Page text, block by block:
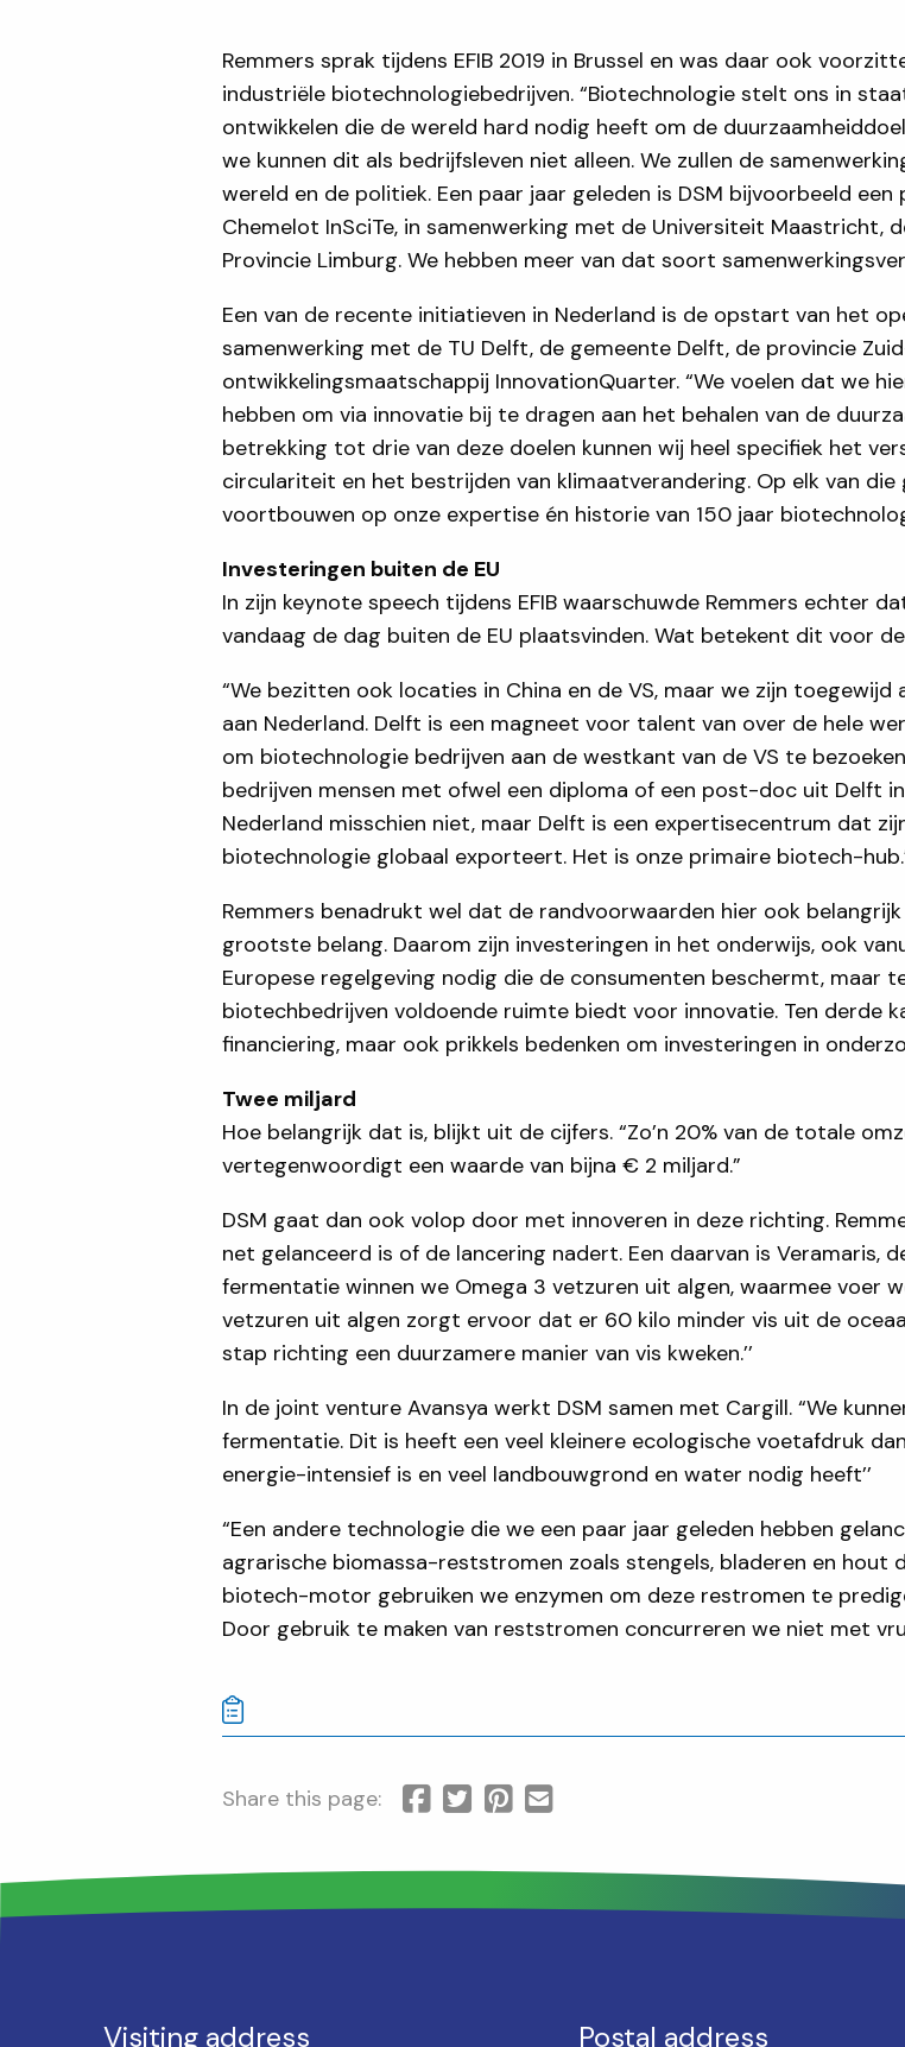
Remmers sprak tijdens EFIB 2019 in Brussel en was daar ook
industriële biotechnologiebedrijven. “Biotechnologie stelt ons in
ontwikkelen die de wereld hard nodig heeft om de
we kunnen dit als bedrijfsleven niet alleen. We zullen de
wereld en de politiek. Een paar jaar geleden is DSM bijvoorbeeld
Chemelot InSciTe, in samenwerking met de Universiteit Maastricht,
Provincie Limburg. We hebben meer van dat soort
Een van de recente initiatieven in Nederland is de opstart van het
samenwerking met de TU Delft, de gemeente Delft, de provincie
ontwikkelingsmaatschappij InnovationQuarter. “We voelen dat we
hebben om via innovatie bij te dragen aan het behalen van de
betrekking tot drie van deze doelen kunnen wij heel specifiek het
circulariteit en het bestrijden van klimaatverandering. Op elk van
voortbouwen op onze expertise én historie van 150 jaar
Investeringen buiten de EU
In zijn keynote speech tijdens EFIB waarschuwde Remmers echter
vandaag de dag buiten de EU plaatsvinden. Wat betekent dit voor
“We bezitten ook locaties in China en de VS, maar we zijn
aan Nederland. Delft is een magneet voor talent van over de hele
om biotechnologie bedrijven aan de westkant van de VS te
bedrijven mensen met ofwel een diploma of een post-doc uit Delft
Nederland misschien niet, maar Delft is een expertisecentrum dat
biotechnologie globaal exporteert. Het is onze primaire biotech-
Remmers benadrukt wel dat de randvoorwaarden hier ook
grootste belang. Daarom zijn investeringen in het onderwijs, ook
Europese regelgeving nodig die de consumenten beschermt, maar
biotechbedrijven voldoende ruimte biedt voor innovatie. Ten derde
financiering, maar ook prikkels bedenken om investeringen in
Twee miljard
Hoe belangrijk dat is, blijkt uit de cijfers. “Zo’n 20% van de totale
vertegenwoordigt een waarde van bijna € 2 miljard.”
DSM gaat dan ook volop door met innoveren in deze richting.
net gelanceerd is of de lancering nadert. Een daarvan is Veramaris,
fermentatie winnen we Omega 3 vetzuren uit algen, waarmee voer
vetzuren uit algen zorgt ervoor dat er 60 kilo minder vis uit de
stap richting een duurzamere manier van vis kweken.’’
In de joint venture Avansya werkt DSM samen met Cargill. “We
fermentatie. Dit is heeft een veel kleinere ecologische voetafdruk
energie-intensief is en veel landbouwgrond en water nodig heeft’’
“Een andere technologie die we een paar jaar geleden hebben
agrarische biomassa-reststromen zoals stengels, bladeren en hout
biotech-motor gebruiken we enzymen om deze restromen te
Door gebruik te maken van reststromen concurreren we niet met
Share this page:
Visiting address Postal address